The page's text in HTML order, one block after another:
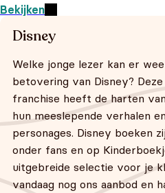
Bekijken
Disney
Welke jonge lezer kan er
betovering van Disney?
franchise heeft de harten
hun meeslepende verhalen
personages. Disney boeken
onder fans en op
uitgebreide selectie voor je
vandaag nog ons aanbod en